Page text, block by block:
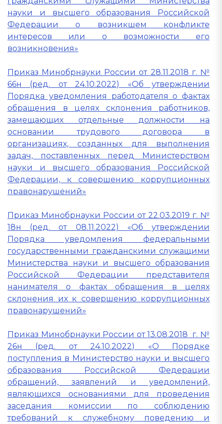
науки и высшего образования Российской
Федерации о возникшем конфликте
интересов или о возможности его
возникновения»
Приказ Минобрнауки России от 28.11.2018 г. №
66н (ред. от 24.10.2022) «Об утверждении
Порядка уведомления работодателя о фактах
обращения в целях склонения работников,
замещающих отдельные должности на
основании трудового договора в
организациях, созданных для выполнения
задач, поставленных перед Министерством
науки и высшего образования Российской
Федерации, к совершению коррупционных
правонарушений»
Приказ Минобрнауки России от 22.03.2019 г. №
18н (ред. от 08.11.2022) «Об утверждении
Порядка уведомления федеральными
государственными гражданскими служащими
Министерства науки и высшего образования
Российской Федерации представителя
нанимателя о фактах обращения в целях
склонения их к совершению коррупционных
правонарушений»
Приказ Минобрнауки России от 13.08.2018 г. №
26н (ред. от 24.10.2022) «О Порядке
поступления в Министерство науки и высшего
образования Российской Федерации
обращений, заявлений и уведомлений,
являющихся основаниями для проведения
заседания комиссии по соблюдению
требований к служебному поведению и